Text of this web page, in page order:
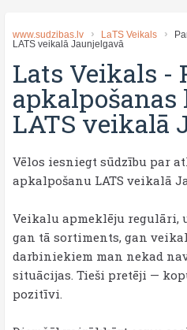
www.sudzibas.lv LaTS Veikals
LATS veikalā Jaunjelgavā
Lats Veikals -
LATS veikalā
Vēlos iesniegt sūdzību par
apkalpošanu LATS veikalā
Veikalu apmeklēju regulāri,
gan tā sortiments, gan
darbiniekiem man nekad
situācijas. Tieši pretēji —
pozitīvi.